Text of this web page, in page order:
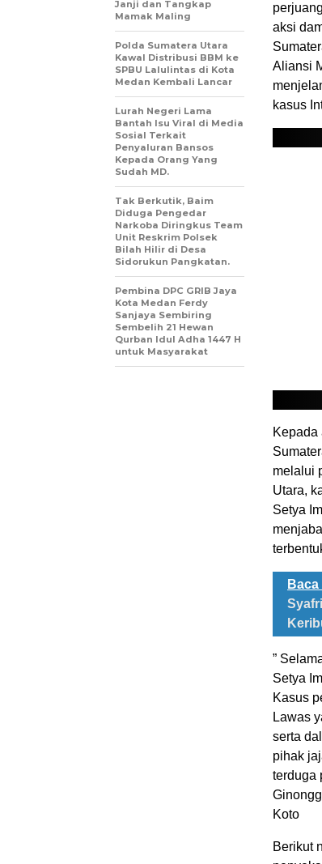
aksi
Aliansi
kasus
Kepada
melalui
Utara,
Setya
”
Setya
Kasus
Lawas
serta
pihak
terduga
Koto
Berikut
Janji dan Tangkap
Mamak Maling
Polda Sumatera Utara
Kawal Distribusi BBM ke
SPBU Lalulintas di Kota
Medan Kembali Lancar
Lurah Negeri Lama
Bantah Isu Viral di Media
Sosial Terkait
Penyaluran Bansos
Kepada Orang Yang
Sudah MD.
Tak Berkutik, Baim
Diduga Pengedar
Narkoba Diringkus Team
Unit Reskrim Polsek
Bilah Hilir di Desa
Sidorukun Pangkatan.
Pembina DPC GRIB Jaya
Kota Medan Ferdy
Sanjaya Sembiring
Sembelih 21 Hewan
Qurban Idul Adha 1447 H
untuk Masyarakat